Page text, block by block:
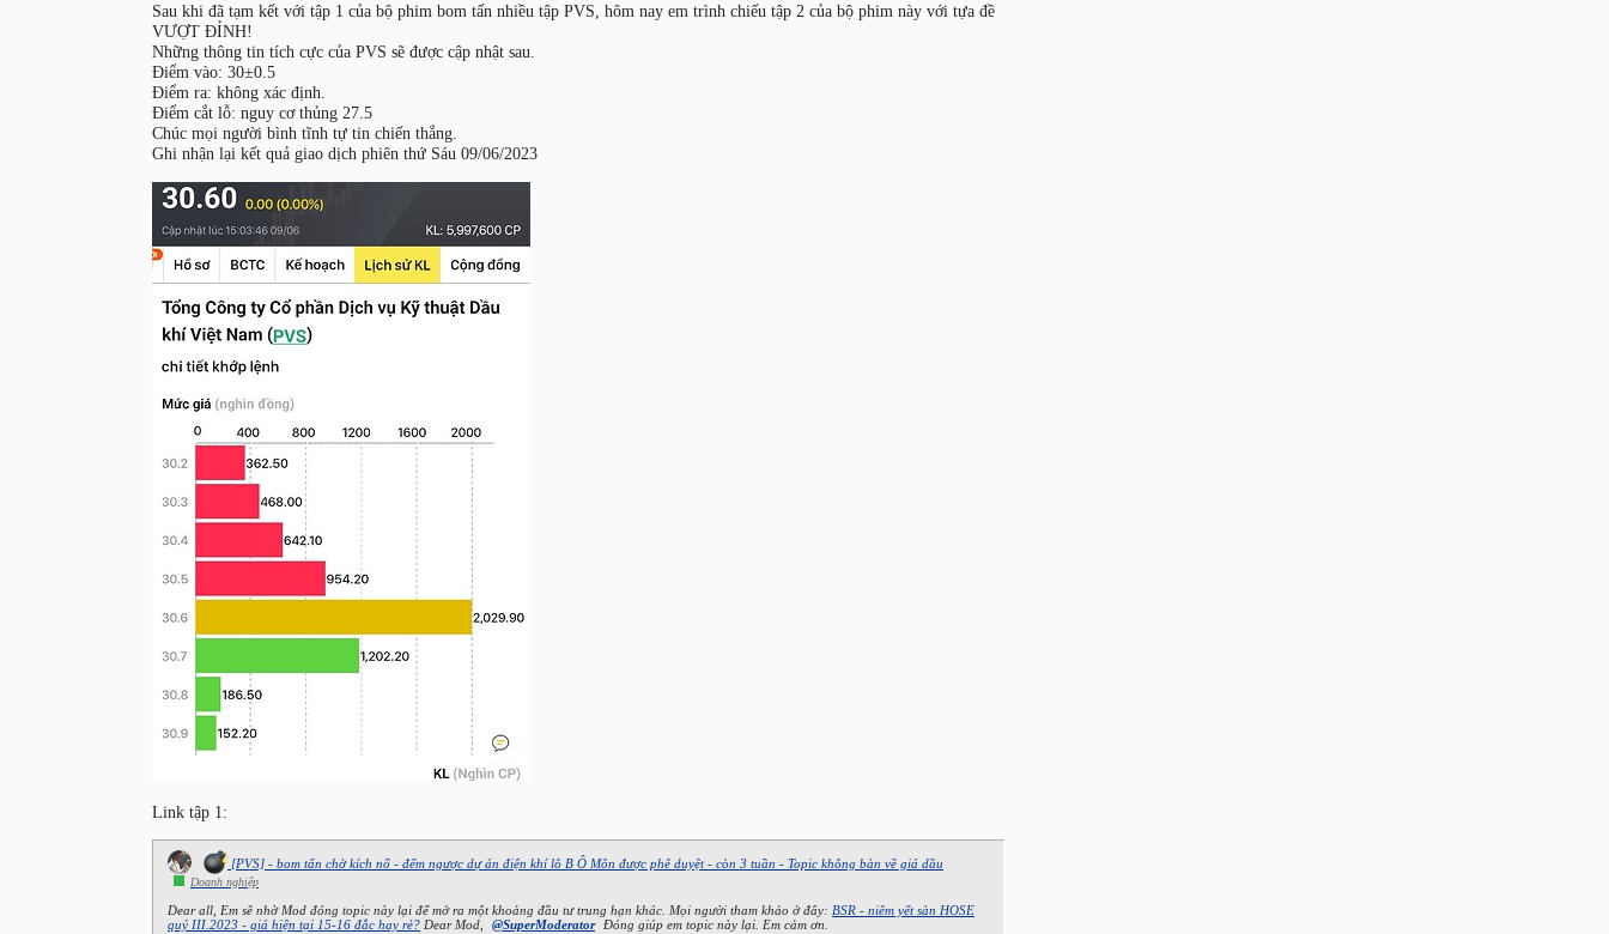
Sau khi đã tạm kết với tập 1 của bộ phim bom tấn nhiều tập PVS, hôm nay em trình chiếu tập 2 của bộ phim này với tựa đề
VƯỢT ĐỈNH!
Những thông tin tích cực của PVS sẽ được cập nhật sau.
Điểm vào: 30±0.5
Điểm ra: không xác định.
Điểm cắt lỗ: nguy cơ thủng 27.5
Chúc mọi người bình tĩnh tự tin chiến thắng.
Ghi nhận lại kết quả giao dịch phiên thứ Sáu 09/06/2023
Link tập 1:
[PVS] - bom tấn chờ kích nổ - đếm ngược dự án điện khí lô B Ô Môn được phê duyệt - còn 3 tuần - Topic không bàn về giá dầu
Doanh nghiệp
Dear all, Em sẽ nhờ Mod đóng topic này lại để mở ra một khoảng đầu tư trung hạn khác. Mọi người tham khảo ở đây: BSR - niêm yết sàn HOSE
quý III.2023 - giá hiện tại 15-16 đắc hay rẻ? Dear Mod, @SuperModerator Đóng giúp em topic này lại. Em cảm ơn.